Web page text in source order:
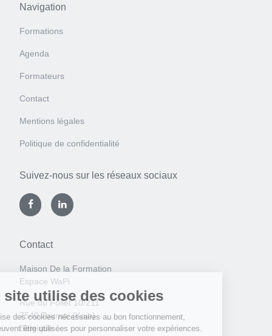
Navigation
Formations
Agenda
Formateurs
Contact
Mentions légales
Politique de confidentialité
Suivez-nous sur les réseaux sociaux
Contact
Maison De la Formation
Espace WaPi
Rue du Follet 10/211
7540 Tournai (Kain)
Belgique